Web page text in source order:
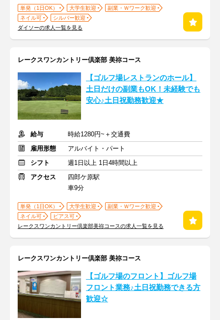
単発（1日OK） 大学生歓迎
副業・Ｗワーク歓迎
ネイル可
シルバー歓迎
ダイソーの求人一覧を見る
レークスワンカントリー倶楽部 美祢コース
【ゴルフ場レストランのホール】
土日だけの副業もOK！未経験でも
安心♪土日祝勤務歓迎★
給与
時給1280円~＋交通費
雇用形態
アルバイト・パート
シフト
週1日以上 1日4時間以上
アクセス
四郎ケ原駅
車9分
単発（1日OK） 大学生歓迎
副業・Ｗワーク歓迎
ネイル可
ピアス可
レークスワンカントリー倶楽部美祢コースの求人一覧を見る
レークスワンカントリー倶楽部 美祢コース
【ゴルフ場のフロント】ゴルフ場
フロント業務♪土日祝勤務できる方
歓迎☆